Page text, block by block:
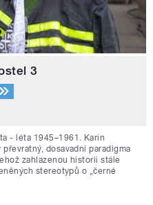
3
- léta 1945–1961. Karin
dosavadní paradigma
zahlazenou historii stále
stereotypů o „černé